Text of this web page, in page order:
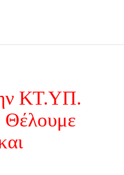
ΚΤ.ΥΠ.